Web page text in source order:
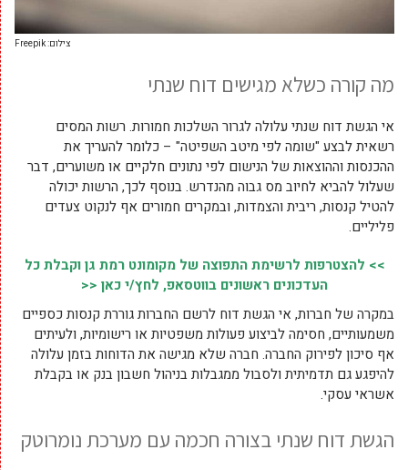
צילום: Freepik
מה קורה כשלא מגישים דוח שנתי
אי הגשת דוח שנתי עלולה לגרור השלכות חמורות. רשות המסים
רשאית לבצע "שומה לפי מיטב השפיטה" – כלומר להעריך את
ההכנסות וההוצאות של הנישום לפי נתונים חלקיים או משוערים, דבר
שעלול להביא לחיוב מס גבוה מהנדרש. בנוסף לכך, הרשות יכולה
להטיל קנסות, ריבית והצמדות, ובמקרים חמורים אף לנקוט צעדים
פליליים.
>> להצטרפות לרשימת התפוצה של מקומונט רמת גן וקבלת כל
העדכונים ראשונים בווטסאפ, לחץ/י כאן <<
במקרה של חברות, אי הגשת דוח לרשם החברות גוררת קנסות כספיים
משמעותיים, חסימה לביצוע פעולות משפטיות או רישומיות, ולעיתים
אף סיכון לפירוק החברה. חברה שלא מגישה את הדוחות בזמן עלולה
להיפגע גם תדמיתית ולסבול ממגבלות בניהול חשבון בנק או בקבלת
אשראי עסקי.
הגשת דוח שנתי בצורה חכמה עם מערכת נומרוטק